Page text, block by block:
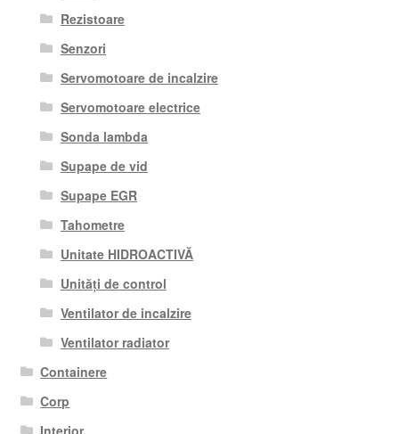
Rezistoare
Senzori
Servomotoare de incalzire
Servomotoare electrice
Sonda lambda
Supape de vid
Supape EGR
Tahometre
Unitate HIDROACTIVĂ
Unități de control
Ventilator de incalzire
Ventilator radiator
Containere
Corp